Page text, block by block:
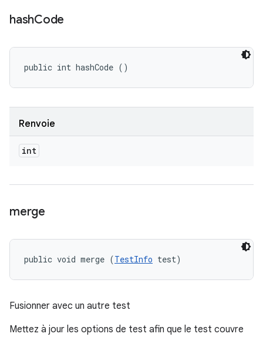
hashCode
public int hashCode ()
Renvoie
int
merge
public void merge (TestInfo test)
Fusionner avec un autre test
Mettez à jour les options de test afin que le test couvre